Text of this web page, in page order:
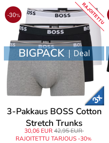
-30%
BIGPACK | Deal
RAJOITETTU
3-Pakkaus BOSS Cotton
Stretch Trunks
30,06 EUR42,95 EUR
RAJOITETTU TARJOUS -30%